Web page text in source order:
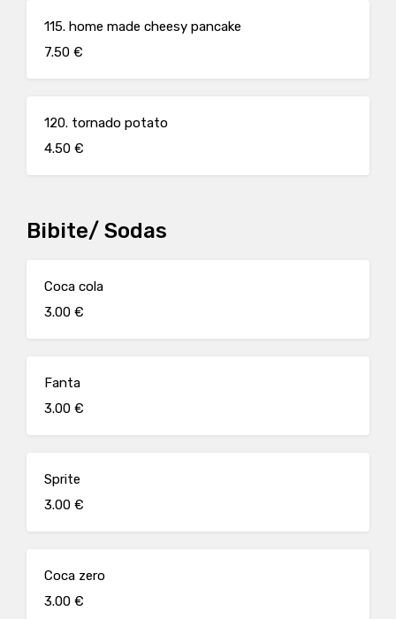
115. home made cheesy pancake
7.50 €
120. tornado potato
4.50 €
Bibite/ Sodas
Coca cola
3.00 €
Fanta
3.00 €
Sprite
3.00 €
Coca zero
3.00 €